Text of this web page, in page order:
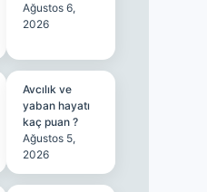
Ağustos 6,
2026
Avcılık ve
yaban hayatı
kaç puan ?
Ağustos 5,
2026